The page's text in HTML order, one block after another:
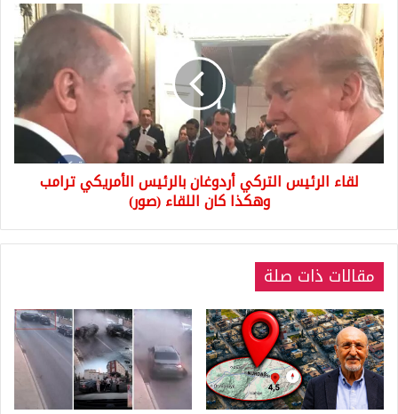
لقاء
الرئيس
التركي
أردوغان
بالرئيس
الأمريكي
ترامب
وهكذا
كان
لقاء الرئيس التركي أردوغان بالرئيس الأمريكي ترامب
وهكذا كان اللقاء (صور)
مقالات ذات صلة